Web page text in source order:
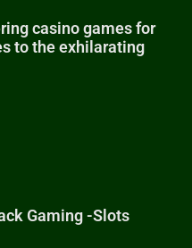
casino games for
to the exhilarating
Gaming -Slots